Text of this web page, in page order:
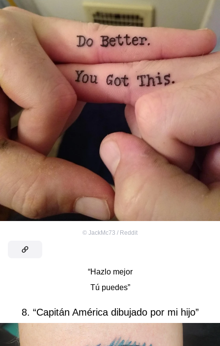
© JackMc73 / Reddit
“Hazlo mejor
Tú puedes”
8. “Capitán América dibujado por mi hijo”